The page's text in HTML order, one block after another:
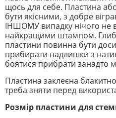
щось для себе. Пластина
бути якісними, з добре
ІНШОМУ випадку нічого не
найкращими штампом.
пластини повинна бути
прибирати надлишки з
боятися прибрати занадто
Пластина заклеєна
треба зняти перед
Розмір пластини для